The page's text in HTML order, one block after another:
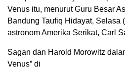
Venus itu, menurut Guru Besar
Bandung Taufiq Hidayat, Selasa
astronom Amerika Serikat, Carl
Sagan dan Harold Morowitz
Venus” di